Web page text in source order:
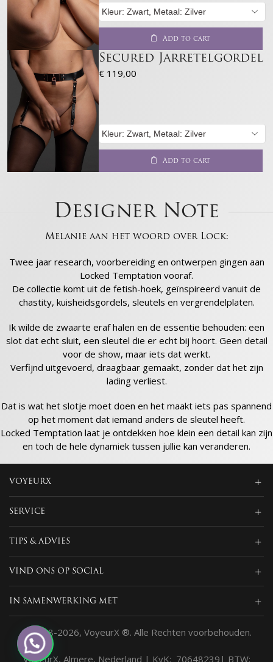
Add to cart
Secured Jarretelgordel
€ 119,00
Add to cart
Designer Note
Melanie aan het woord over Lock:
Twee jaar research, voorbereiding en ontwerpen gingen aan
Locked Temptation vooraf.
De collectie komt uit de fetish-hoek, geïnspireerd vanuit de
chastity, kuisheidsgordels, sleutels en vergrendelplaten.
Ik wilde de zwaarte eraf halen en de essentie behouden: een
slot dat echt sluit, een sleutel die er echt bij hoort. Geen detail
voor de show, maar iets dat werkt.
Verfijnd uitgevoerd, draagbaar gemaakt, zonder dat het zijn
lading verliest.
Dat is wat het slotje moet doen en het maakt iets pas spannend
op het moment dat iemand anders de sleutel heeft.
Locked Temptation laat je ontdekken hoe klein een detail kan zijn
en toch de hele dynamiek tussen jullie kan veranderen.
VOYEURX
SERVICE
TIPS & ADVIES
VIND ONS OP SOCIAL
IN SAMENWERKING MET
© 2018-2026, VoyeurX ®. Alle Rechten voorbehouden.
VoyeurX, Almere, Nederland | KvK: 70648239| BTW: